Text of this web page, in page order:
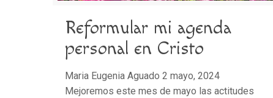
Reformular mi agenda
personal en Cristo
Maria Eugenia Aguado 2 mayo, 2024
Mejoremos este mes de mayo las actitudes